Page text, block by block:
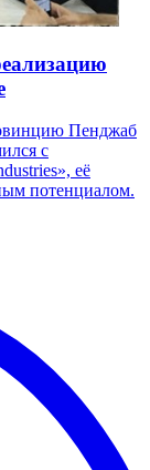
Пенджаб
с
её
потенциалом.